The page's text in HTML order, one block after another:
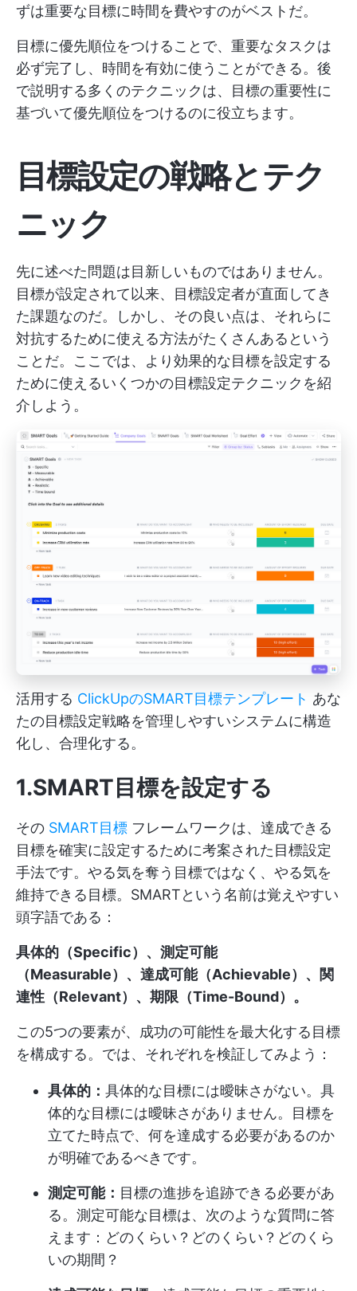
ずは重要な目標に時間を費やすのがベストだ。
目標に優先順位をつけることで、重要なタスクは
必ず完了し、時間を有効に使うことができる。後
で説明する多くのテクニックは、目標の重要性に
基づいて優先順位をつけるのに役立ちます。
目標設定の戦略とテク
ニック
先に述べた問題は目新しいものではありません。
目標が設定されて以来、目標設定者が直面してき
た課題なのだ。しかし、その良い点は、それらに
対抗するために使える方法がたくさんあるという
ことだ。ここでは、より効果的な目標を設定する
ために使えるいくつかの目標設定テクニックを紹
介しよう。
活用する ClickUpのSMART目標テンプレート あな
たの目標設定戦略を管理しやすいシステムに構造
化し、合理化する。
1.SMART目標を設定する
その SMART目標 フレームワークは、達成できる
目標を確実に設定するために考案された目標設定
手法です。やる気を奪う目標ではなく、やる気を
維持できる目標。SMARTという名前は覚えやすい
頭字語である：
具体的（Specific）、測定可能
（Measurable）、達成可能（Achievable）、関
連性（Relevant）、期限（Time-Bound）。
この5つの要素が、成功の可能性を最大化する目標
を構成する。では、それぞれを検証してみよう：
具体的： 具体的な目標には曖昧さがない。具
体的な目標には曖昧さがありません。目標を
立てた時点で、何を達成する必要があるのか
が明確であるべきです。
測定可能： 目標の進捗を追跡できる必要があ
る。測定可能な目標は、次のような質問に答
えます：どのくらい？どのくらい？どのくら
いの期間？